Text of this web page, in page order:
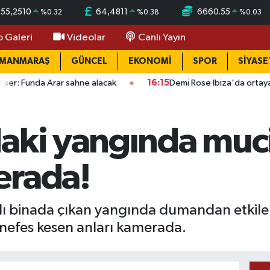
55,2510 %0.32 64,4811 %0.38 6660.55 %0.03
Galeri Videolar Canlı Yayın
GÜNCEL EKONOMİ SPOR
sahne alacak 16:15 Demi Rose Ibiza'da ortaya çıktı: Son
yangında
binada çıkan yangında dumandan
kesen anları kamerada.